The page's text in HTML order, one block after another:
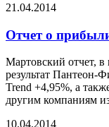
21.04.2014
Отчет о
Мартовский отчет,
результат
Trend +4,95%, а
другим компаниям
10.04.2014